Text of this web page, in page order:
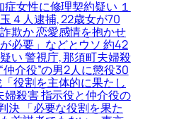
症女性に修理契約疑い １
４人逮捕, 22歳女が70
欺か 恋愛感情を抱かせ
必要」などとウソ 約42
い 警視庁, 那須町夫婦殺
仲介役”の男2人に懲役30
役割を主体的に果たし
婦殺害 指示役と仲介役の
決 「必要な役割を果た